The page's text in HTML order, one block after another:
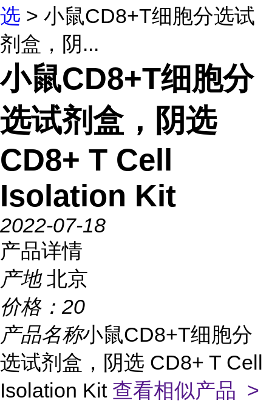
选 > 小鼠CD8+T细胞分选试
剂盒，阴...
小鼠CD8+T细胞分
选试剂盒，阴选
CD8+ T Cell
Isolation Kit
2022-07-18
产品详情
产地 北京
价格： 20
产品名称小鼠CD8+T细胞分
选试剂盒，阴选 CD8+ T Cell
Isolation Kit 查看相似产品 >